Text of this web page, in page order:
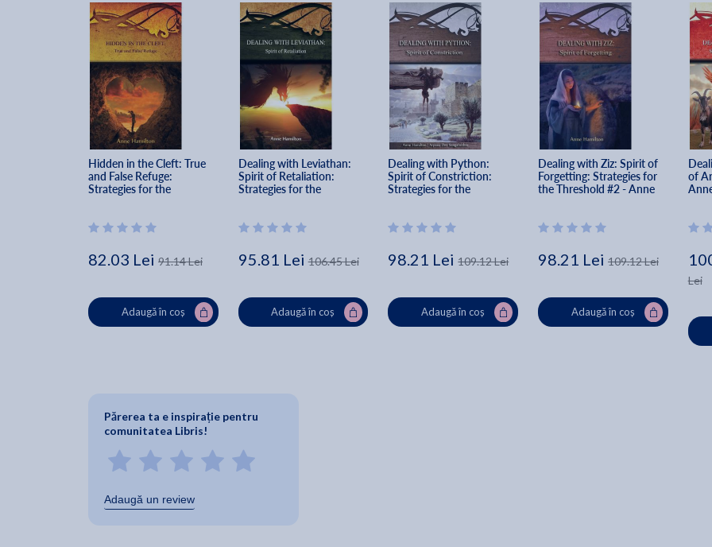
Hidden in the Cleft: True
and False Refuge:
Strategies for the
82.03 Lei 91.14 Lei
Adaugă în coș
Dealing with Leviathan:
Spirit of Retaliation:
Strategies for the
95.81 Lei 106.45 Lei
Adaugă în coș
Dealing with Python:
Spirit of Constriction:
Strategies for the
98.21 Lei 109.12 Lei
Adaugă în coș
Dealing with Ziz: Spirit of
Forgetting: Strategies for
the Threshold #2 - Anne
98.21 Lei 109.12 Lei
Adaugă în coș
of
Lei
Părerea ta e inspirație pentru
comunitatea Libris!
Adaugă un review